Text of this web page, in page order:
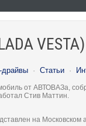
VESTA)
драйвы · Статьи ·
от АВТОВАЗа,
Стив Маттин.
на